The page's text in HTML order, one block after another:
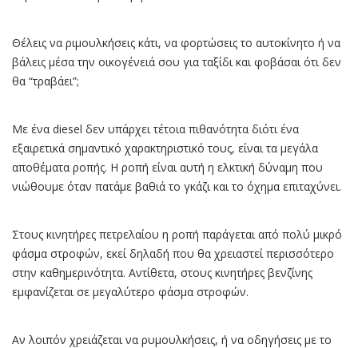
Θέλεις να ριμουλκήσεις κάτι, να φορτώσεις το αυτοκίνητο ή να
βάλεις μέσα την οικογένειά σου για ταξίδι και φοβάσαι ότι δεν
θα “τραβάει”;
Με ένα diesel δεν υπάρχει τέτοια πιθανότητα διότι ένα
εξαιρετικά σημαντικό χαρακτηριστικό τους, είναι τα μεγάλα
αποθέματα ροπής. Η ροπή είναι αυτή η ελκτική δύναμη που
νιώθουμε όταν πατάμε βαθιά το γκάζι και το όχημα επιταχύνει.
Στους κινητήρες πετρελαίου η ροπή παράγεται από πολύ μικρό
φάσμα στροφών, εκεί δηλαδή που θα χρειαστεί περισσότερο
στην καθημερινότητα. Αντίθετα, στους κινητήρες βενζίνης
εμφανίζεται σε μεγαλύτερο φάσμα στροφών.
Αν λοιπόν χρειάζεται να ρυμουλκήσεις, ή να οδηγήσεις με το